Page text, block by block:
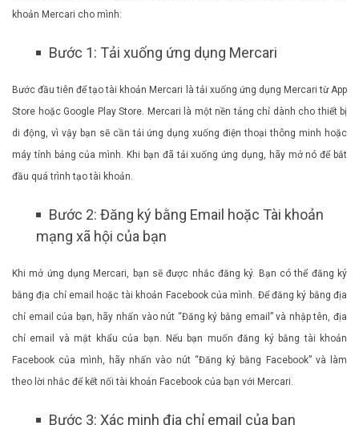
khoản Mercari cho mình:
Bước 1: Tải xuống ứng dụng Mercari
Bước đầu tiên để tạo tài khoản Mercari là tải xuống ứng dụng Mercari từ App
Store hoặc Google Play Store. Mercari là một nền tảng chỉ dành cho thiết bị
di động, vì vậy bạn sẽ cần tải ứng dụng xuống điện thoại thông minh hoặc
máy tính bảng của mình. Khi bạn đã tải xuống ứng dụng, hãy mở nó để bắt
đầu quá trình tạo tài khoản.
Bước 2: Đăng ký bằng Email hoặc Tài khoản
mạng xã hội của bạn
Khi mở ứng dụng Mercari, bạn sẽ được nhắc đăng ký. Bạn có thể đăng ký
bằng địa chỉ email hoặc tài khoản Facebook của mình. Để đăng ký bằng địa
chỉ email của bạn, hãy nhấn vào nút “Đăng ký bằng email” và nhập tên, địa
chỉ email và mật khẩu của bạn. Nếu bạn muốn đăng ký bằng tài khoản
Facebook của mình, hãy nhấn vào nút “Đăng ký bằng Facebook” và làm
theo lời nhắc để kết nối tài khoản Facebook của bạn với Mercari.
Bước 3: Xác minh địa chỉ email của bạn